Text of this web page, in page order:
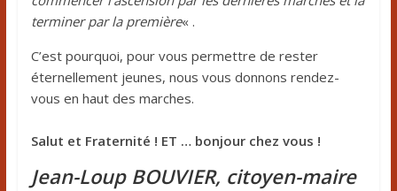
terminer par la première« .
C’est pourquoi, pour vous permettre de rester
éternellement jeunes, nous vous donnons rendez-
vous en haut des marches.
Salut et Fraternité ! ET … bonjour chez vous !
Jean-Loup BOUVIER, citoyen-maire